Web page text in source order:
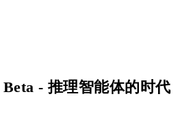
- 推理智能体的时代